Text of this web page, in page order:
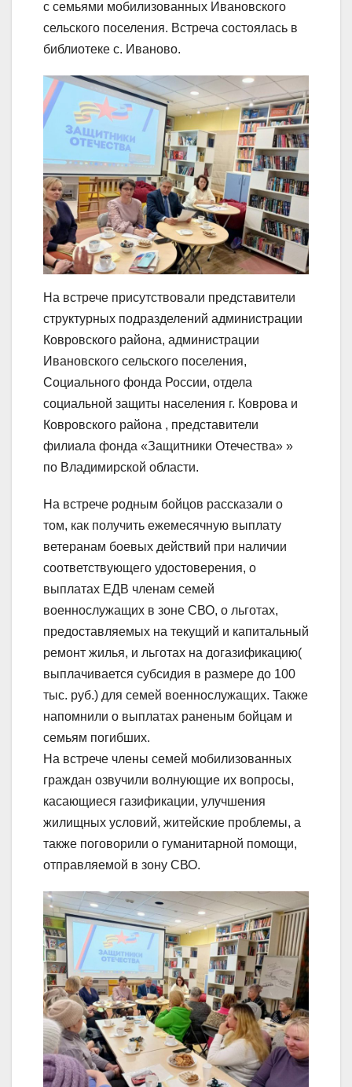
с семьями мобилизованных Ивановского
сельского поселения. Встреча состоялась в
библиотеке с. Иваново.
На встрече присутствовали представители
структурных подразделений администрации
Ковровского района, администрации
Ивановского сельского поселения,
Социального фонда России, отдела
социальной защиты населения г. Коврова и
Ковровского района , представители
филиала фонда «Защитники Отечества» »
по Владимирской области.
На встрече родным бойцов рассказали о
том, как получить ежемесячную выплату
ветеранам боевых действий при наличии
соответствующего удостоверения, о
выплатах ЕДВ членам семей
военнослужащих в зоне СВО, о льготах,
предоставляемых на текущий и капитальный
ремонт жилья, и льготах на догазификацию(
выплачивается субсидия в размере до 100
тыс. руб.) для семей военнослужащих. Также
напомнили о выплатах раненым бойцам и
семьям погибших.
На встрече члены семей мобилизованных
граждан озвучили волнующие их вопросы,
касающиеся газификации, улучшения
жилищных условий, житейские проблемы, а
также поговорили о гуманитарной помощи,
отправляемой в зону СВО.